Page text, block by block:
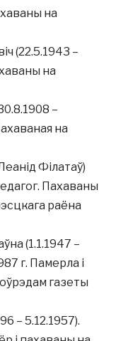
на
(22.5.1943 –
на
–
на
Філатаў)
Пахаваны
раёна
(1.1.1947 –
г. Памерла і
газеты
– 5.12.1957).